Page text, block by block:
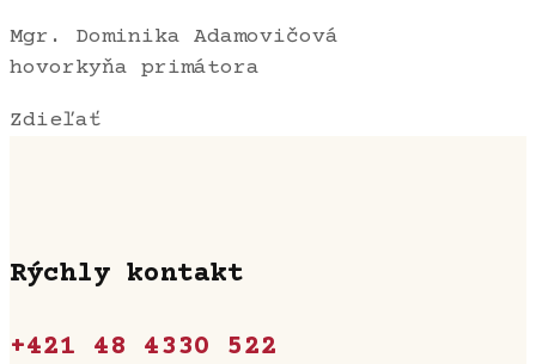
Mgr. Dominika Adamovičová
hovorkyňa primátora
Zdieľať
Rýchly kontakt
+421 48 4330 522